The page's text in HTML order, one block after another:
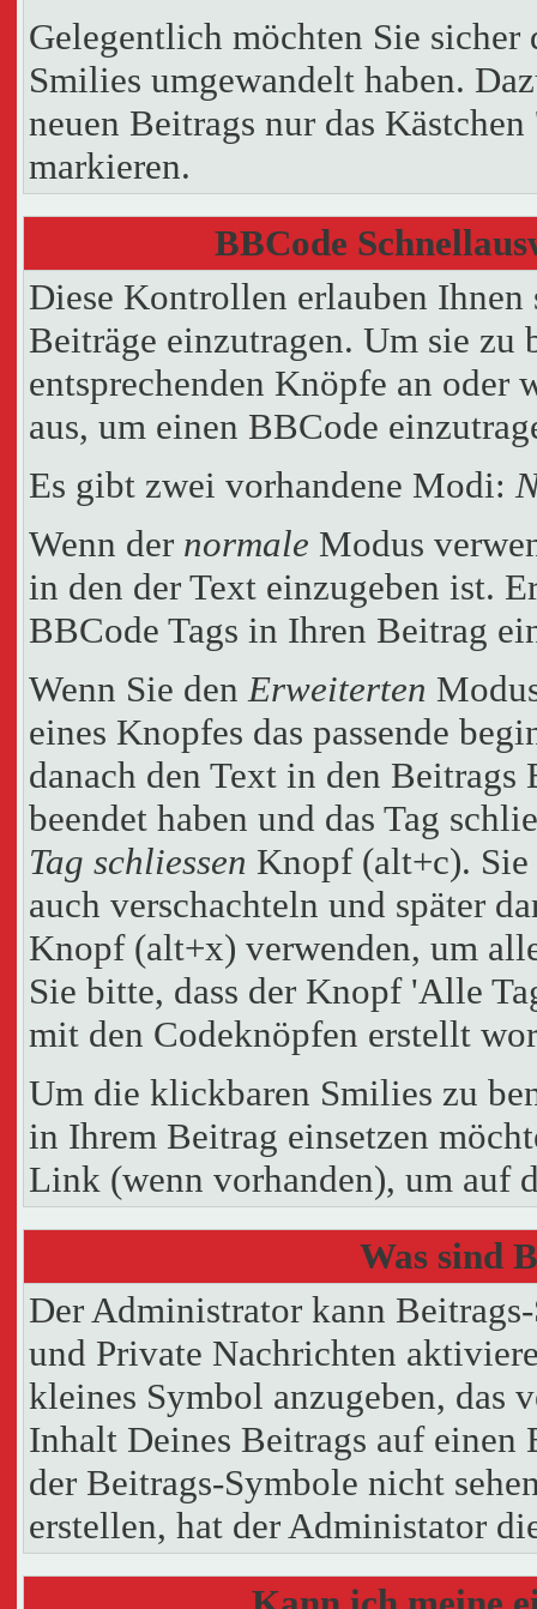
Gelegentlich möchten Sie
Smilies umgewandelt haben.
neuen Beitrags nur das
markieren.
BBCode
Diese Kontrollen erlauben
Beiträge einzutragen. Um sie zu
entsprechenden Knöpfe an oder
aus, um einen BBCode
Es gibt zwei vorhandene Modi:
Wenn der normale Modus
in den der Text einzugeben ist.
BBCode Tags in Ihren Beitrag
Wenn Sie denErweiterten
eines Knopfes das passende
danach den Text in den Beitrags
beendet haben und das Tag
Tag schliessen Knopf (alt+c).
auch verschachteln und später
Knopf (alt+x) verwenden, um
Sie bitte, dass der Knopf 'Alle
mit den Codeknöpfen erstellt
Um die klickbaren Smilies zu
in Ihrem Beitrag einsetzen
Link (wenn vorhanden), um auf
Was sind
Der Administrator kann
und Private Nachrichten
kleines Symbol anzugeben, das
Inhalt Deines Beitrags auf
der Beitrags-Symbole nicht
erstellen, hat der Administator